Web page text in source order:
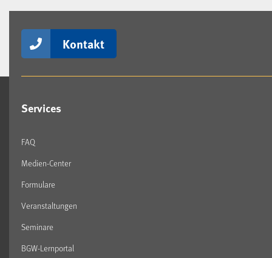
Kontakt
Services
FAQ
Medien-Center
Formulare
Veranstaltungen
Seminare
BGW-Lernportal